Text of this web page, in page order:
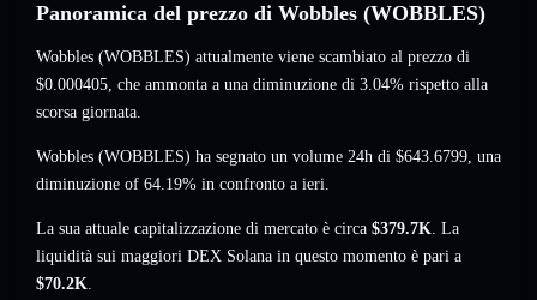
Panoramica del prezzo di Wobbles (WOBBLES)
Wobbles (WOBBLES) attualmente viene scambiato al prezzo di
$0.000405, che ammonta a una diminuzione di 3.04% rispetto alla
scorsa giornata.
Wobbles (WOBBLES) ha segnato un volume 24h di $643.6799, una
diminuzione of 64.19% in confronto a ieri.
La sua attuale capitalizzazione di mercato è circa $379.7K. La
liquidità sui maggiori DEX Solana in questo momento è pari a
$70.2K.